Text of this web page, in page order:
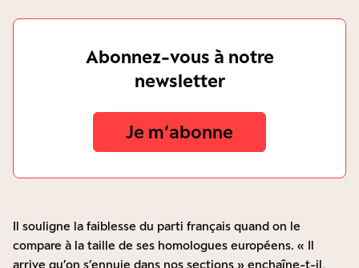
Abonnez-vous à notre
newsletter
Je m‘abonne
Il souligne la faiblesse du parti français quand on le
compare à la taille de ses homologues européens. « Il
arrive qu’on s’ennuie dans nos sections » enchaîne-t-il,